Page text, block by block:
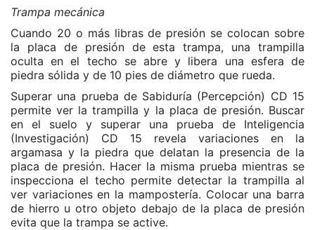
Trampa mecánica
Cuando 20 o más libras de presión se colocan sobre
la placa de presión de esta trampa, una trampilla
oculta en el techo se abre y libera una esfera de
piedra sólida y de 10 pies de diámetro que rueda.
Superar una prueba de Sabiduría (Percepción) CD 15
permite ver la trampilla y la placa de presión. Buscar
en el suelo y superar una prueba de Inteligencia
(Investigación) CD 15 revela variaciones en la
argamasa y la piedra que delatan la presencia de la
placa de presión. Hacer la misma prueba mientras se
inspecciona el techo permite detectar la trampilla al
ver variaciones en la mampostería. Colocar una barra
de hierro u otro objeto debajo de la placa de presión
evita que la trampa se active.